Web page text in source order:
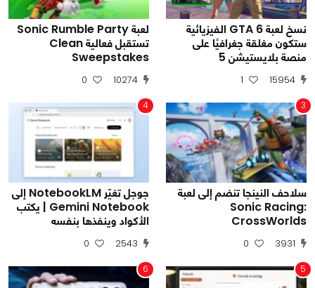
نسخ لعبة GTA 6 الفيزيائية
ستكون مغلقة جغرافيًا على
منصة بلايستيشن 5
15954
1
لعبة Sonic Rumble Party
تستقبل فعالية Clean
Sweepstakes
10274
0
3
سلاحف النينجا تنضم إلى لعبة
Sonic Racing:
CrossWorlds
3931
0
4
جوجل تغيّر NotebookLM إلى
Gemini Notebook | يكتب
الأكواد وينفذها بنفسه
2543
0
5
6